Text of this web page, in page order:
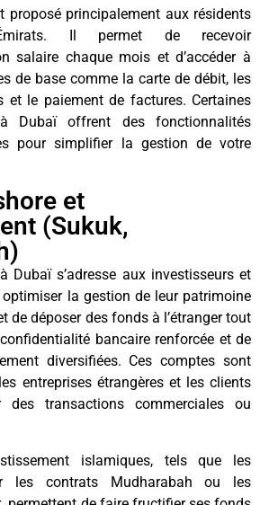
proposé principalement aux résidents
Il permet de recevoir
salaire chaque mois et d’accéder à
de base comme la carte de débit, les
et le paiement de factures. Certaines
Dubaï offrent des fonctionnalités
pour simplifier la gestion de votre
et
(Sukuk,
Dubaï s’adresse aux investisseurs et
la gestion de leur patrimoine
de déposer des fonds à l’étranger tout
bancaire renforcée et de
diversifiées. Ces comptes sont
entreprises étrangères et les clients
des transactions commerciales ou
islamiques, tels que les
les contrats Mudharabah ou les